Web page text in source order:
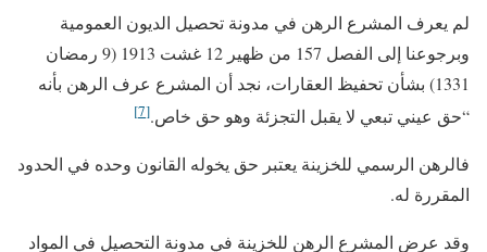
لم يعرف المشرع الرهن في مدونة تحصيل الديون العمومية
وبرجوعنا إلى الفصل 157 من ظهير 12 غشت 1913 (9 رمضان
1331) بشأن تحفيظ العقارات، نجد أن المشرع عرف الرهن بأنه
“حق عيني تبعي لا يقبل التجزئة وهو حق خاص.[7]
فالرهن الرسمي للخزينة يعتبر حق يخوله القانون وحده في الحدود
المقررة له.
وقد عرض المشرع الرهن للخزينة في مدونة التحصيل في المواد